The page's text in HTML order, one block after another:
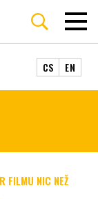
CS EN
FILMU NIC NEŽ